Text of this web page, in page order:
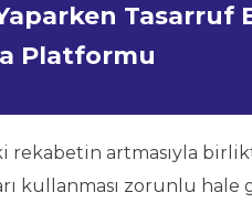
Platformu
rekabetin artmasıyla
kullanması zorunlu hale